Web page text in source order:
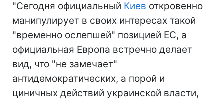
"Сегодня официальный Киев откровенно
манипулирует в своих интересах такой
"временно ослепшей" позицией ЕС, а
официальная Европа встречно делает
вид, что "не замечает"
антидемократических, а порой и
циничных действий украинской власти,